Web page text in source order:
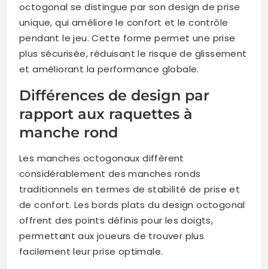
octogonal se distingue par son design de prise
unique, qui améliore le confort et le contrôle
pendant le jeu. Cette forme permet une prise
plus sécurisée, réduisant le risque de glissement
et améliorant la performance globale.
Différences de design par
rapport aux raquettes à
manche rond
Les manches octogonaux diffèrent
considérablement des manches ronds
traditionnels en termes de stabilité de prise et
de confort. Les bords plats du design octogonal
offrent des points définis pour les doigts,
permettant aux joueurs de trouver plus
facilement leur prise optimale.